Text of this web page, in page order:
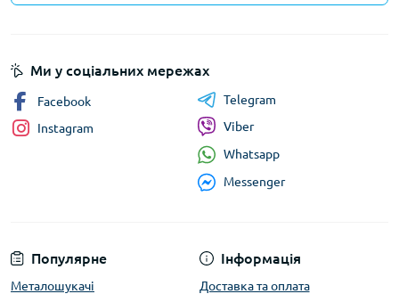
Популярне
Металошукачі
Інформація
Доставка та оплата
Ми у соціальних мережах
Facebook
Instagram
Telegram
Viber
Whatsapp
Messenger